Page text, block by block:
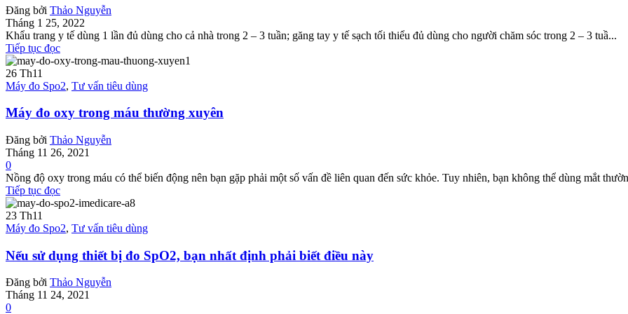
Đăng bởi Thảo Nguyễn
Tháng 1 25, 2022
Khẩu trang y tế dùng 1 lần đủ dùng cho cả nhà trong 2 – 3 tuần; găng tay y tế sạch tối thiểu đủ dùng cho người chăm sóc trong 2 – 3 tuầ...
Tiếp tục đọc
26 Th11
Máy đo Spo2, Tư vấn tiêu dùng
Máy đo oxy trong máu thường xuyên
Đăng bởi Thảo Nguyễn
Tháng 11 26, 2021
0
Nồng độ oxy trong máu có thể biến động nên bạn gặp phải một số vấn đề liên quan đến sức khỏe. Tuy nhiên, bạn không thể dùng mắt
Tiếp tục đọc
23 Th11
Máy đo Spo2, Tư vấn tiêu dùng
Nếu sử dụng thiết bị đo SpO2, bạn nhất định phải biết điều này
Đăng bởi Thảo Nguyễn
Tháng 11 24, 2021
0